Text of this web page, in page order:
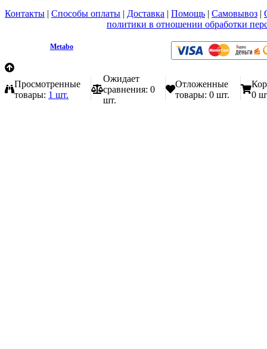
Контакты | Способы оплаты | Доставка | Помощь | Самовывоз |
политики в отношении обработки
Metabo
Просмотренные
товары: 1 шт.
Ожидает
сравнения: 0
шт.
Отложенные
товары: 0 шт.
0